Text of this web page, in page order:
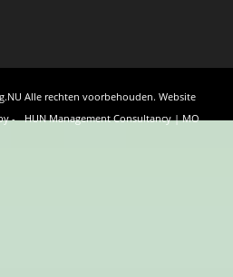
Alle rechten voorbehouden. Website
-
HUN Management Consultancy | MO